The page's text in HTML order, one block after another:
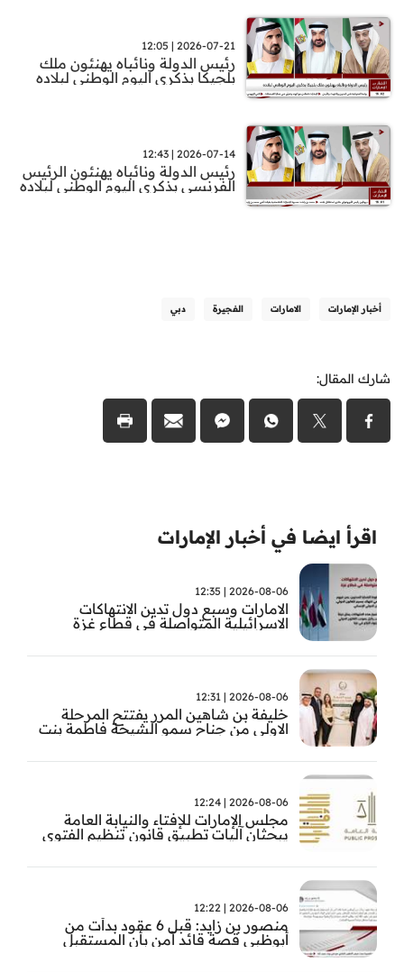
2026-07-21 | 12:05
رئيس الدولة ونائباه يهنئون ملك
بلجيكا بذكرى اليوم الوطني لبلاده
2026-07-14 | 12:43
رئيس الدولة ونائباه يهنئون الرئيس
الفرنسي بذكرى اليوم الوطني لبلاده
أخبار الإمارات الامارات الفجيرة دبي
شارك المقال:
اقرأ ايضا في أخبار الإمارات
2026-08-06 | 12:35
الامارات وسبع دول تدين الانتهاكات
الاسرائيلية المتواصلة في قطاع غزة
2026-08-06 | 12:31
خليفة بن شاهين المرر يفتتح المرحلة
الاولى من جناح سمو الشيخة فاطمة بنت
مستشفى المقاصد
2026-08-06 | 12:24
مجلس الإمارات للإفتاء والنيابة العامة
يبحثان آليات تطبيق قانون تنظيم الفتوى
2026-08-06 | 12:22
منصور بن زايد: قبل 6 عقود بدأت من
أبوظبي قصة قائد آمن بأن المستقبل